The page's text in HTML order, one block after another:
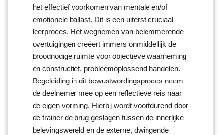
het effectief voorkomen van mentale en/of
emotionele ballast. Dit is een uiterst cruciaal
leerproces. Het wegnemen van belemmerende
overtuigingen creëert immers onmiddellijk de
broodnodige ruimte voor objectieve waarneming
en constructief, probleemoplossend handelen.
Begeleiding in dit bewustwordingsproces neemt
de deelnemer mee op een reflectieve reis naar
de eigen vorming. Hierbij wordt voortdurend door
de trainer de brug geslagen tussen de innerlijke
belevingswereld en de externe, dwingende